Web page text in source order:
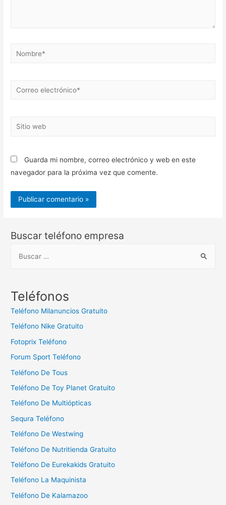
Nombre*
Correo
Sitio
Guarda mi nombre, correo electrónico y web en este
navegador para la próxima vez que comente.
Buscar teléfono empresa
c
Teléfonos
Teléfono Milanuncios Gratuito
Teléfono Nike Gratuito
Fotoprix Teléfono
Forum Sport Teléfono
Teléfono De Tous
Teléfono De Toy Planet Gratuito
Teléfono De Multiópticas
Sequra Teléfono
Teléfono De Westwing
Teléfono De Nutritienda Gratuito
Teléfono De Eurekakids Gratuito
Teléfono La Maquinista
Teléfono De Kalamazoo